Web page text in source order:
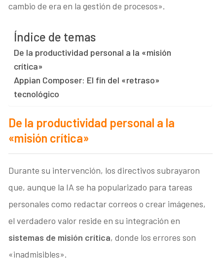
cambio de era en la gestión de procesos».
Índice de temas
De la productividad personal a la «misión
crítica»
Appian Composer: El fin del «retraso»
tecnológico
De la productividad personal a la
«misión crítica»
Durante su intervención, los directivos subrayaron
que, aunque la IA se ha popularizado para tareas
personales como redactar correos o crear imágenes,
el verdadero valor reside en su integración en
sistemas de misión crítica, donde los errores son
«inadmisibles».